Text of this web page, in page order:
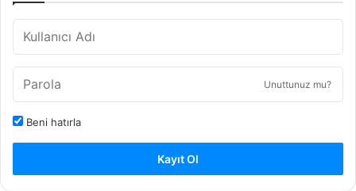
Unuttunuz mu?
Beni hatırla
Kayıt Ol